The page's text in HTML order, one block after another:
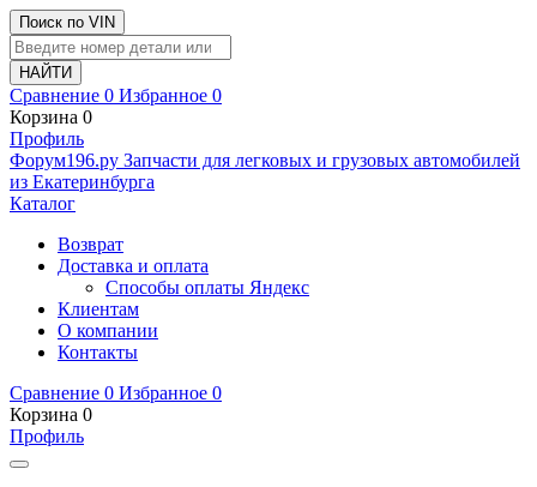
Поиск по VIN
Сравнение 0 Избранное 0
Корзина 0
Профиль
Фoрум196.ру Запчасти для легковых и грузовых автомобилей
из Екатеринбурга
Каталог
Возврат
Доставка и оплата
Способы оплаты Яндекс
Клиентам
О компании
Контакты
Сравнение 0 Избранное 0
Корзина 0
Профиль